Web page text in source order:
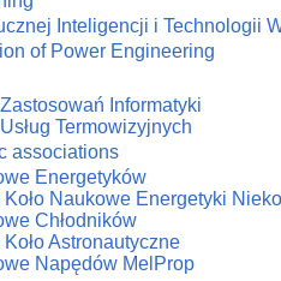
Inteligencji i Technologii
of Power Engineering
Informatyki
Termowizyjnych
associations
Energetyków
Naukowe Energetyki
Chłodników
Astronautyczne
Napędów MelProp